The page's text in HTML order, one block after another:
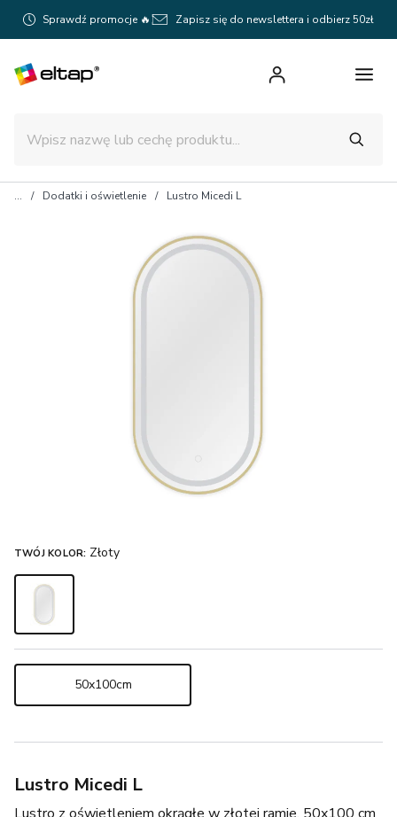
Sprawdź promocje 🔥 Zapisz się do newslettera i odbierz 50zł
Dodatki i oświetlenie Lustro Micedi L
Lustro Micedi L
TWÓJ KOLOR: Złoty
50x100cm